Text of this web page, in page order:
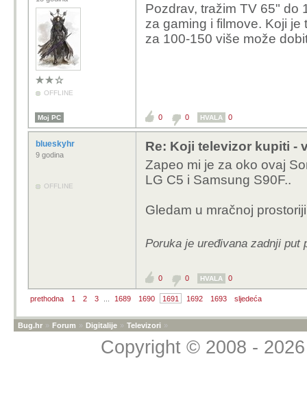
OFFLINE
Pozdrav, tražim TV 65" do
za gaming i filmove. Koji
za 100-150 više može
Moj PC 0 0 HVALA 0
blueskyhr
9 godina
OFFLINE
Re: Koji televizor kupiti -
Zapeo mi je za oko ovaj
LG C5 i Samsung S90F..
Gledam u mračnoj
Poruka je uređivana zadnji put
0 0 HVALA 0
prethodna 1 2 3 1689 1690 1691 1692 1693 sljedeća
Bug.hr » Forum » Digitalije » Televizori »
Copyright © 2008 -